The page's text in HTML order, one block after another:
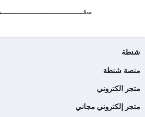
شنطة
منصة شنطة
متجر الكتروني
متجر إلكتروني مجاني